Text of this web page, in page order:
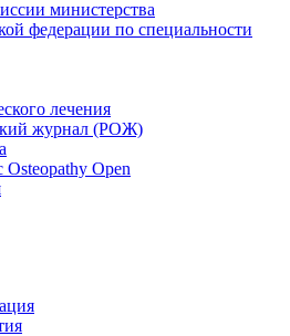
министерства
федерации по специальности
лечения
журнал (РОЖ)
Open